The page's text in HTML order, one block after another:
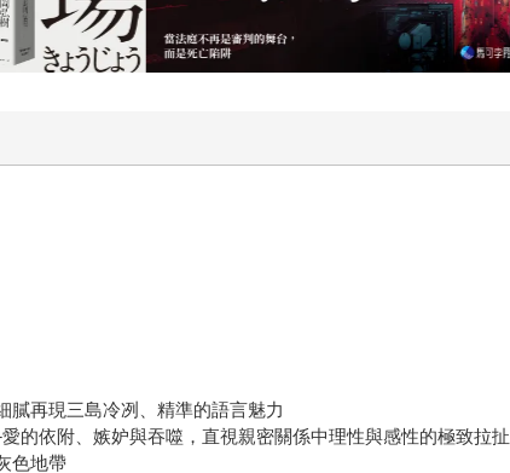
再現三島冷冽、精準的語言魅力
依附、嫉妒與吞噬，直視親密關係中理性與感性的極致拉扯
色地帶